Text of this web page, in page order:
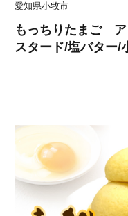
愛知県小牧市
もっちりたまご ア
スタード/塩バター/